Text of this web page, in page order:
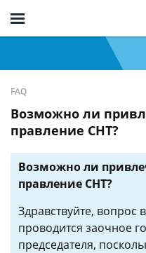
FAQ
Возможно ли
правление СНТ?
Возможно ли
правление СНТ?
Здравствуйте,
проводится заочное
председателя,